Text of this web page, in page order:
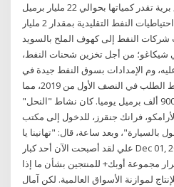
القابلة للاستخلاص في مناطق برية تقدر كمياتها بحوالي 22 مليار برميل
من النفط .. إضافة إلى زيادة احتياطيات النفط التقليدية بمقدار 2 مليار
شركات النفط إلى كهوف الملح بالسويد
شيكاغو؛ من أجل تخزين شحنات النفط،
وم الإمدادات بسوق النفط جيدة في
الوقت الحالي، إذ فاق إنتاج النفط الطلب في النصف الأول من 2019، مما
دفع المخزونات العالمية للارتفاع 900 ألف برميل يوميا. كان نشاط "النحل"
فرانك جنقرز، للدخول إلى مكتب
بالسيارة"، وبعد ساعة، قال: "تهانينا يا
علي لقد أصبحت الآن أحد كبار Dec 01, 2020 · هبطت أسعار النفط الخام،
مجموعة أوبك+ للمنتجين بشأن ما إذا
لموازنة الأسواق العالمية. لكن آمال